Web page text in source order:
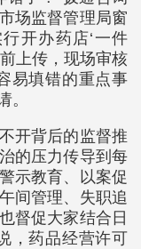
场监督管理局窗
开办药店‘一件
上传，现场审核
易填错的重点事
。
开背后的监督推
的压力传导到每
示教育、以案促
间管理、失职追
督促大家结合日
，药品经营许可